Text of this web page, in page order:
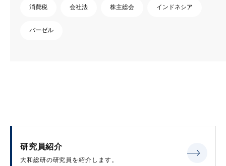
消費税 会社法 株主総会 インドネシア
バーゼル
研究員紹介
大和総研の研究員を紹介します。